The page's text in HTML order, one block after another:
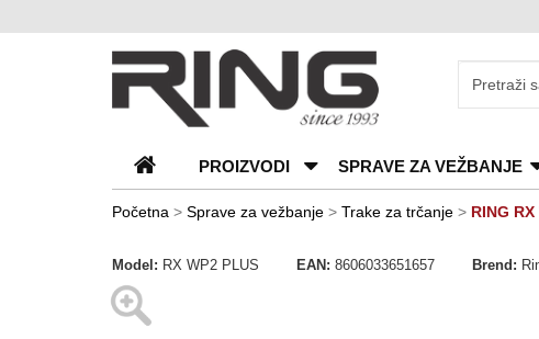
O
nama
Katalozi
Kontakt
Blog
Česta
PROIZVODI SPRAVE ZA VEŽBANJE
Početna > Sprave za vežbanje > Trake za trčanje > RING
Model: RX WP2 PLUS EAN: 8606033651657 Brend: